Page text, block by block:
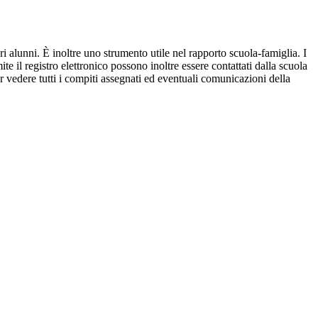
alunni. È inoltre uno strumento utile nel rapporto scuola-famiglia. I
il registro elettronico possono inoltre essere contattati dalla scuola
tutti i compiti assegnati ed eventuali comunicazioni della